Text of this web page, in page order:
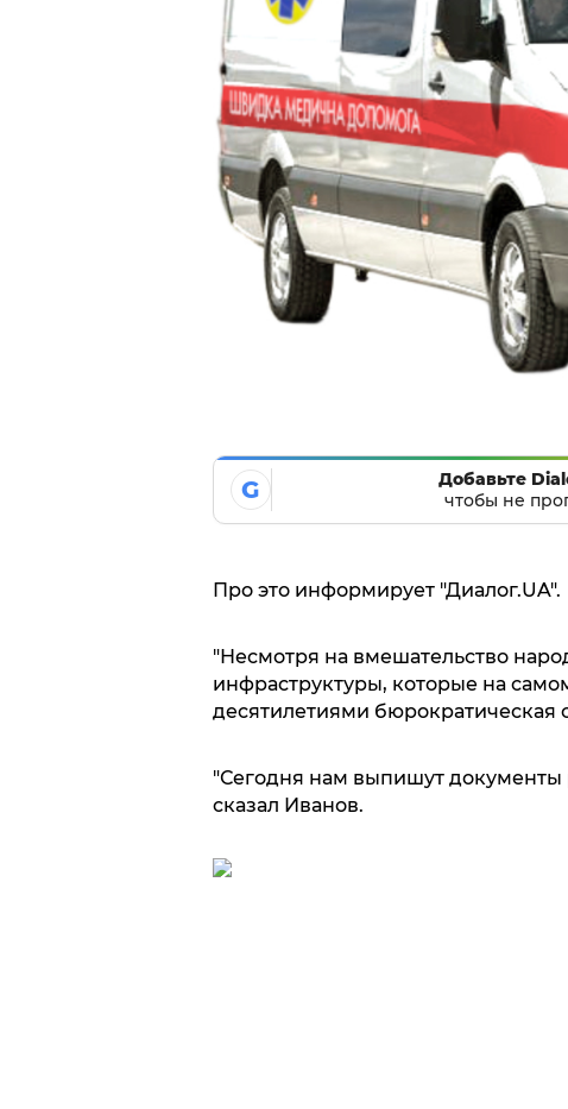
G
Добавьте
чтобы не
Про это информирует "Диалог.UA".
"Несмотря на вмешательство
инфраструктуры, которые на
десятилетиями бюрократическая
"Сегодня нам выпишут документы
сказал Иванов.